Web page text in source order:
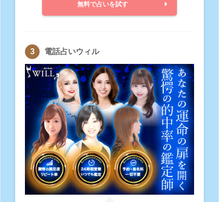
無料で占いを試す
電話占いウィル